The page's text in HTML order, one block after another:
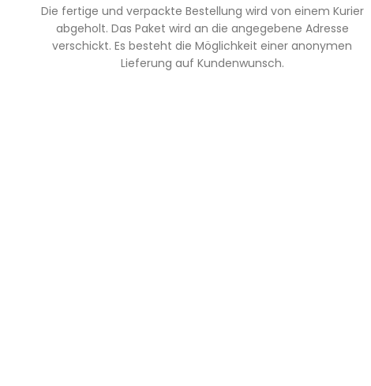
Die fertige und verpackte Bestellung wird von einem Kurier
abgeholt. Das Paket wird an die angegebene Adresse
verschickt. Es besteht die Möglichkeit einer anonymen
Lieferung auf Kundenwunsch.